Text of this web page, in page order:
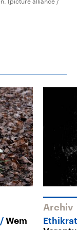
Wem
Archiv